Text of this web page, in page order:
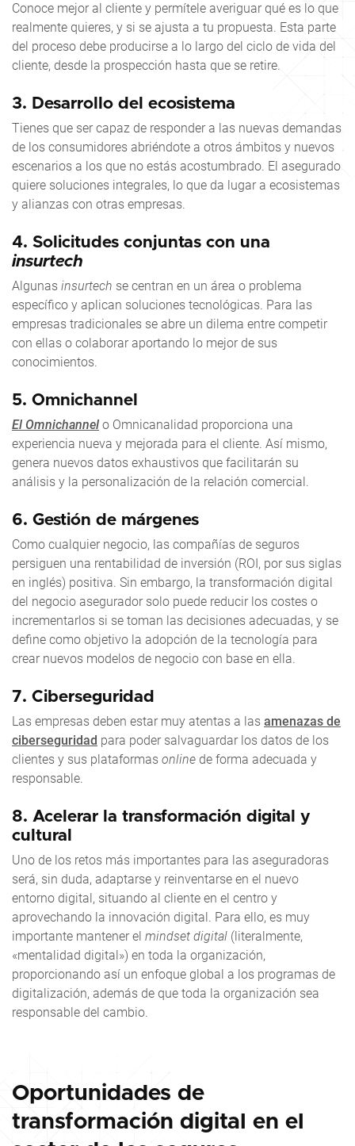
Conoce mejor al cliente y permítele averiguar qué es lo que
realmente quieres, y si se ajusta a tu propuesta. Esta parte
del proceso debe producirse a lo largo del ciclo de vida del
cliente, desde la prospección hasta que se retire.
3. Desarrollo del ecosistema
Tienes que ser capaz de responder a las nuevas demandas
de los consumidores abriéndote a otros ámbitos y nuevos
escenarios a los que no estás acostumbrado. El asegurado
quiere soluciones integrales, lo que da lugar a ecosistemas
y alianzas con otras empresas.
4. Solicitudes conjuntas con una
insurtech
Algunas insurtech se centran en un área o problema
específico y aplican soluciones tecnológicas. Para las
empresas tradicionales se abre un dilema entre competir
con ellas o colaborar aportando lo mejor de sus
conocimientos.
5. Omnichannel
El Omnichannel o Omnicanalidad proporciona una
experiencia nueva y mejorada para el cliente. Así mismo,
genera nuevos datos exhaustivos que facilitarán su
análisis y la personalización de la relación comercial.
6. Gestión de márgenes
Como cualquier negocio, las compañías de seguros
persiguen una rentabilidad de inversión (ROI, por sus siglas
en inglés) positiva. Sin embargo, la transformación digital
del negocio asegurador solo puede reducir los costes o
incrementarlos si se toman las decisiones adecuadas, y se
define como objetivo la adopción de la tecnología para
crear nuevos modelos de negocio con base en ella.
7. Ciberseguridad
Las empresas deben estar muy atentas a las amenazas de
ciberseguridad para poder salvaguardar los datos de los
clientes y sus plataformas online de forma adecuada y
responsable.
8. Acelerar la transformación digital y
cultural
Uno de los retos más importantes para las aseguradoras
será, sin duda, adaptarse y reinventarse en el nuevo
entorno digital, situando al cliente en el centro y
aprovechando la innovación digital. Para ello, es muy
importante mantener el mindset digital (literalmente,
«mentalidad digital») en toda la organización,
proporcionando así un enfoque global a los programas de
digitalización, además de que toda la organización sea
responsable del cambio.
Oportunidades de
transformación digital en el